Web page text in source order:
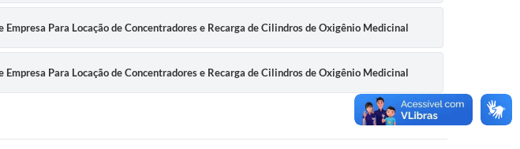
Para Locação de Concentradores e Recarga de Cilindros de Oxigênio Medicinal
Para Locação de Concentradores e Recarga de Cilindros de Oxigênio Medicinal